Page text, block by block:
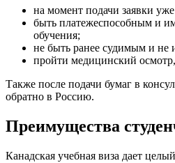
на момент подачи заявки
быть платежеспособным и
обучения;
не быть ранее судимым и не
пройти медицинский
Также после подачи бумаг в
обратно в Россию.
Преимущества
Канадская учебная виза дает